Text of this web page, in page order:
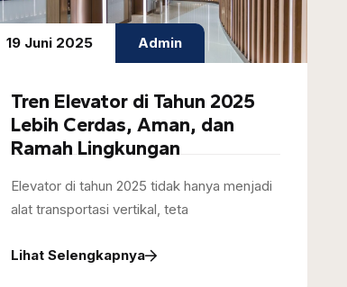
19 Juni 2025 Admin
Tren Elevator di Tahun 2025
Lebih Cerdas, Aman, dan
Ramah Lingkungan
Elevator di tahun 2025 tidak hanya menjadi
alat transportasi vertikal, teta
Lihat Selengkapnya